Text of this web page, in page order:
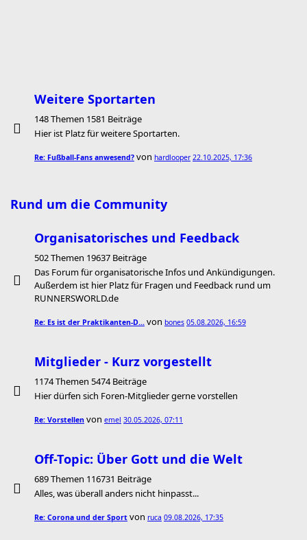
Weitere Sportarten
148 Themen 1581 Beiträge
Hier ist Platz für weitere Sportarten.
Re: Fußball-Fans anwesend? von hardlooper 22.10.2025, 17:36
Rund um die Community
Organisatorisches und Feedback
502 Themen 19637 Beiträge
Das Forum für organisatorische Infos und Ankündigungen.
Außerdem ist hier Platz für Fragen und Feedback rund um
RUNNERSWORLD.de
Re: Es ist der Praktikanten-D… von bones 05.08.2026, 16:59
Mitglieder - Kurz vorgestellt
1174 Themen 5474 Beiträge
Hier dürfen sich Foren-Mitglieder gerne vorstellen
Re: Vorstellen von emel 30.05.2026, 07:11
Off-Topic: Über Gott und die Welt
689 Themen 116731 Beiträge
Alles, was überall anders nicht hinpasst...
Re: Corona und der Sport von ruca 09.08.2026, 17:35